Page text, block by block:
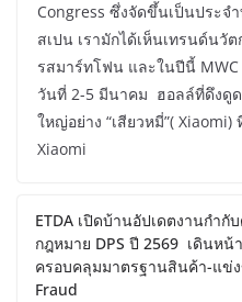
Congress ซึ่งจัดขึ้นเป็นประจ
สเปน เรามักได้เห็นเทรนด์นวั
รสมาร์ทโฟน และในปีนี้
วันที่ 2-5 มีนาคม ฮอลล์ที่ดึงดู
ใหญ่อย่าง “เสียวหมี่”(
Xiaomi
ETDA เปิดบ้านอัปเดตงานกำ
กฎหมาย DPS ปี 2569 เดินหน้
ครอบคลุมมาตรฐานสินค้า-แข่
Fraud